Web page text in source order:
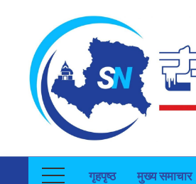
गृहपृष्ठ मुख्य समाचार